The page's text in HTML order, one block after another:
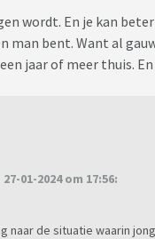
wordt. En je kan
man bent. Want al
jaar of meer thuis.
01-2024 om 17:56:
naar de situatie waarin